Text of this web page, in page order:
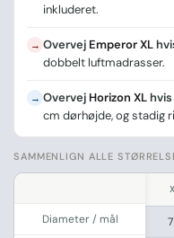
inkluderet.
→ Overvej Emperor XL
dobbelt luftmadrasser.
→ Overvej Horizon XLhvis
cm dørhøjde, og stadig
SAMMENLIGN ALLE
Diameter / mål
6 m